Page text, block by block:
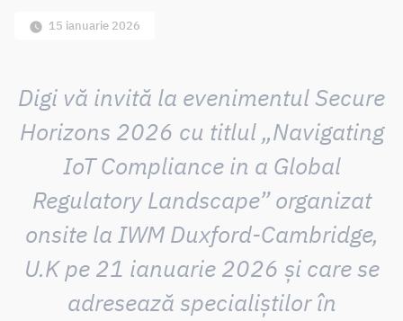
15 ianuarie 2026
Digi vă invită la evenimentul Secure
Horizons 2026 cu titlul „Navigating
IoT Compliance in a Global
Regulatory Landscape” organizat
onsite la IWM Duxford-Cambridge,
U.K pe 21 ianuarie 2026 și care se
adresează specialiștilor în